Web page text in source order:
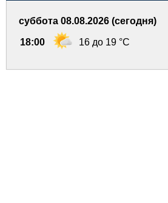
суббота 08.08.2026 (сегодня)
18:00 16 до 19 °C